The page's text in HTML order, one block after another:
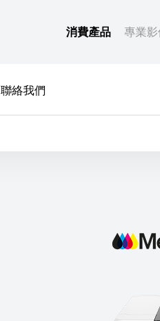
消費產品 專業
聯絡我們